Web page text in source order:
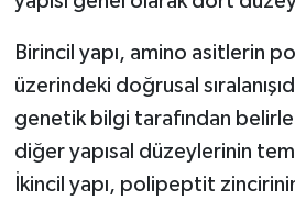
Birincil yapı, amino asitlerin
üzerindeki doğrusal
genetik bilgi tarafından
diğer yapısal düzeylerinin
İkincil yapı, polipeptit